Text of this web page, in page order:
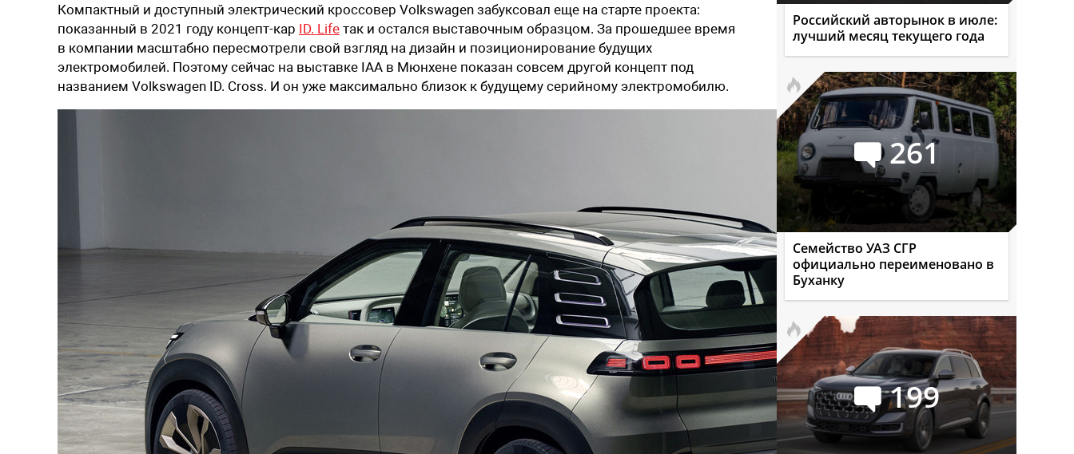
Компактный и доступный электрический кроссовер Volkswagen забуксовал еще на старте проекта:
показанный в 2021 году концепт-кар ID. Life так и остался выставочным образцом. За прошедшее время
в компании масштабно пересмотрели свой взгляд на дизайн и позиционирование будущих
электромобилей. Поэтому сейчас на выставке IAA в Мюнхене показан совсем другой концепт под
названием Volkswagen ID. Cross. И он уже максимально близок к будущему серийному электромобилю.
Российский авторынок в июле:
лучший месяц текущего года
261
Семейство УАЗ СГР
официально переименовано в
Буханку
199